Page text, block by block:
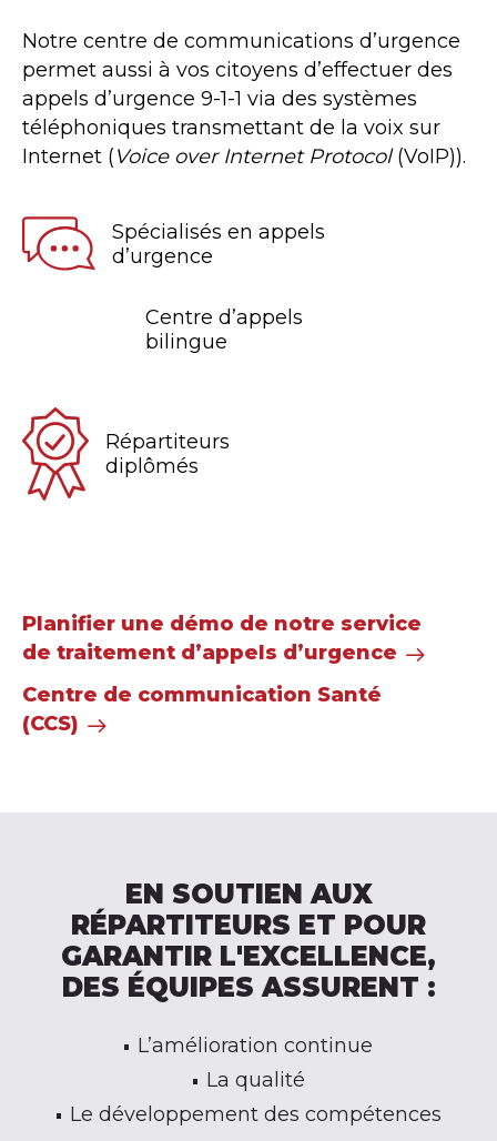
Notre centre de communications d’urgence
permet aussi à vos citoyens d’effectuer des
appels d’urgence 9-1-1 via des systèmes
téléphoniques transmettant de la voix sur
Internet (Voice over Internet Protocol(VoIP)).
Spécialisés en appels
d’urgence
Centre d’appels
bilingue
Répartiteurs
diplômés
Planifier une démo de notre service
de traitement d’appels d’urgence
Centre de communication Santé
(CCS)
EN SOUTIEN AUX
RÉPARTITEURS ET POUR
GARANTIR L'EXCELLENCE,
DES ÉQUIPES ASSURENT :
L’amélioration continue
La qualité
Le développement des compétences